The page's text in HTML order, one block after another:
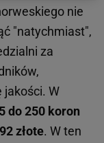
nie
"natychmiast",
za
jakości. W
do 250 koron
złote. W ten